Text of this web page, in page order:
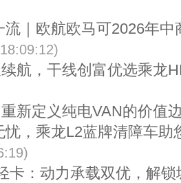
流｜欧航欧马可2026年
航，干线创富优选乘龙
新定义纯电VAN的价值
忧，乘龙L2蓝牌清障车助
卡：动力承载双优，解